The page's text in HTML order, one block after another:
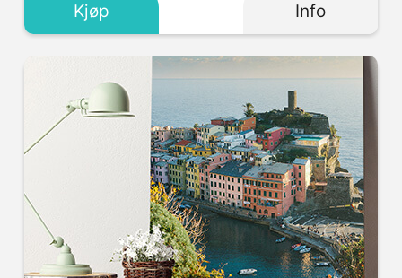
Svigermor, Søster, Tante, Venninne.
Info
Kjøp